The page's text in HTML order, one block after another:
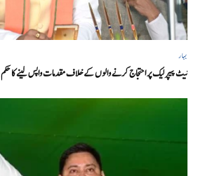
بہار
نیٹ پیپر لیک پر احتجاج کرنے والوں کے خلاف مقدمات واپس لینے کا حکم